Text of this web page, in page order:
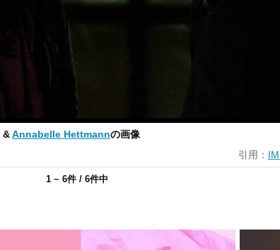
&Annabelle Hettmannの画像
引用：
1 ~ 6件 / 6件中